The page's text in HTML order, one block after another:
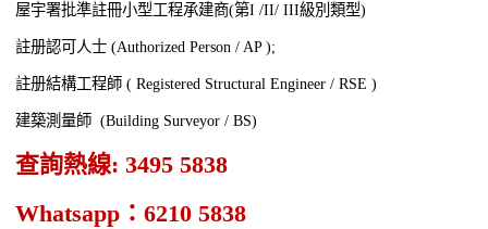
屋宇署批準註冊小型工程承建商(第I /II/ III級別類型)
註册認可人士 (Authorized Person / AP );
註册結構工程師 ( Registered Structural Engineer / RSE )
建築測量師 (Building Surveyor / BS)
查詢熱線: 3495 5838
Whatsapp：6210 5838